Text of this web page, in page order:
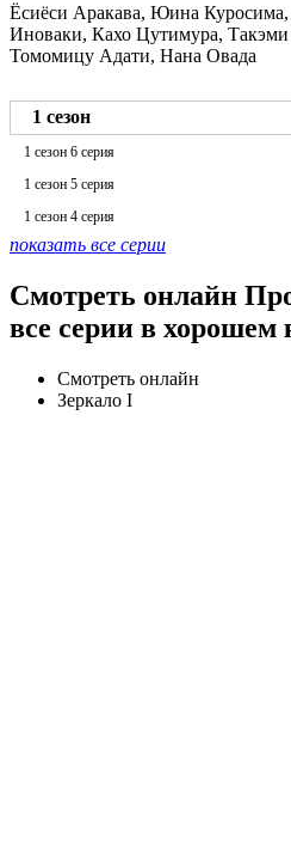
Ёсиёси Аракава, Юина
Иноваки, Кахо Цутимура,
Томомицу Адати, Нана Овада
1 сезон
1 сезон 6 серия
1 сезон 5 серия
1 сезон 4 серия
показать все серии
Смотреть онлайн
все серии в хорошем
Смотреть онлайн
Зеркало I